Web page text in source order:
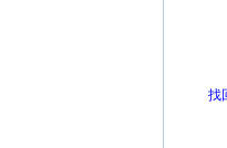
找